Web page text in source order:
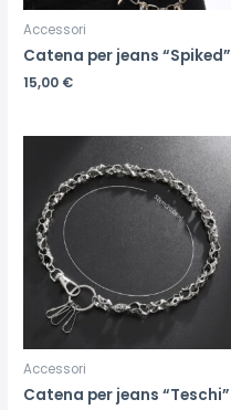
Accessori
Catena per jeans “Spiked”
15,00 €
Accessori
Catena per jeans “Teschi”